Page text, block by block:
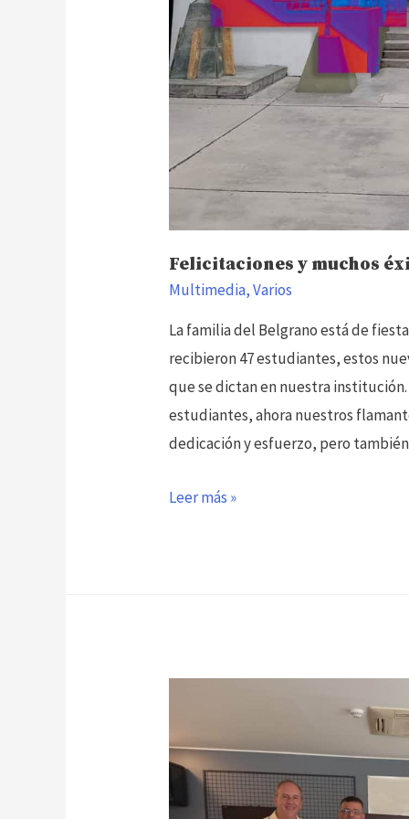
Felicitaciones y muchos
Multimedia,Varios
La familia del Belgrano está de
recibieron 47 estudiantes, estos
que se dictan en nuestra
estudiantes, ahora nuestros
dedicación y esfuerzo, pero
Felicitaciones
Leer más »